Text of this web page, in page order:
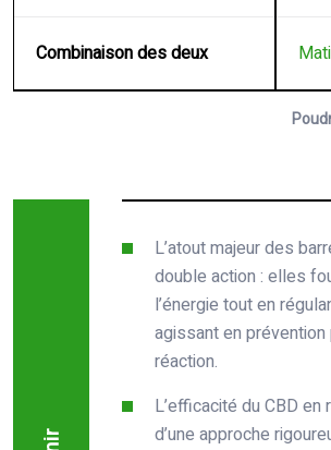
Combinaison des deux
L’atout majeur des
double action : elles
l’énergie tout en
agissant en prévention
réaction.
L’efficacité du CBD
d’une approche